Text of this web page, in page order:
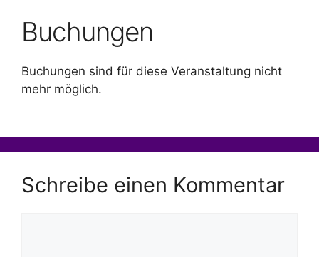
Buchungen
Buchungen sind für diese Veranstaltung nicht
mehr möglich.
Schreibe einen Kommentar